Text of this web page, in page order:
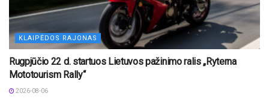
KLAIPĖDOS RAJONAS
Rugpjūčio 22 d. startuos Lietuvos pažinimo ralis „Ryterna
Mototourism Rally“
2026-08-06